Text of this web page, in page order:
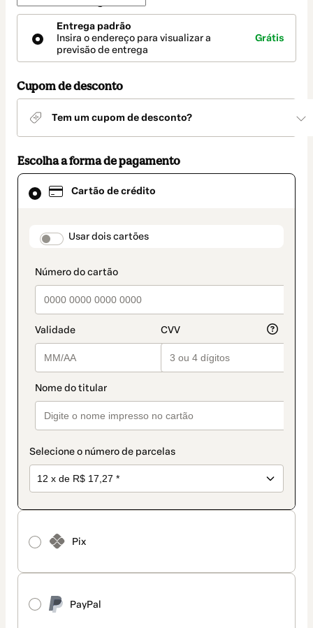
Forma
entrega
Entrega padrão
Insira o endereço para visualizar a
previsão de entrega
Grátis
Cupom de desconto
Tem um cupom de desconto?
Escolha a forma de pagamento
Cartão de crédito
payment_data.section_title_v2
Usar dois cartões
Selecione o número de parcelas
Pix
PayPal
Cartão
de
como
método
pagamento